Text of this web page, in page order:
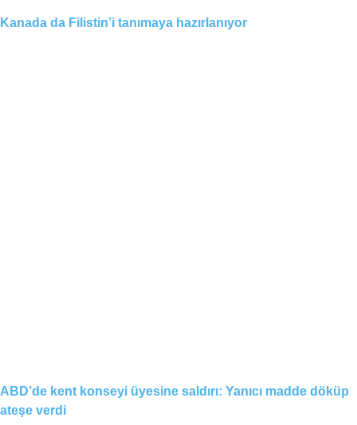
Kanada da Filistin’i tanımaya hazırlanıyor
ABD’de kent konseyi üyesine saldırı: Yanıcı madde döküp
ateşe verdi